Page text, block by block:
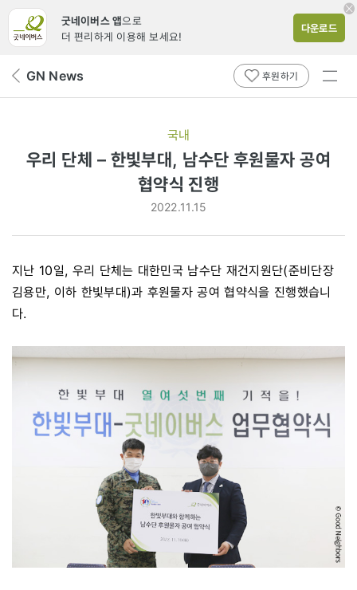
굿네이버스 앱으로
더 편리하게 이용해 보세요!
다운로드
뒤 GN News 후원하기
전체
국내
우리 단체 – 한빛부대, 남수단 후원물자 공여
협약식 진행
2022.11.15
지난 10일, 우리 단체는 대한민국 남수단 재건지원단(준비단장
김용만, 이하 한빛부대)과 후원물자 공여 협약식을 진행했습니
다.